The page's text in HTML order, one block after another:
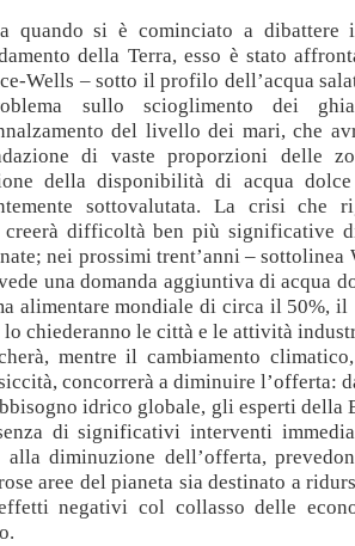
quando si è cominciato a dibattere
della Terra, esso è stato
Wells – sotto il profilo dell’acqua
sullo scioglimento dei
del livello dei mari, che
di vaste proporzioni delle
della disponibilità di acqua
sottovalutata. La crisi che
creerà difficoltà ben più significative
nei prossimi trent’anni – sottolinea
una domanda aggiuntiva di acqua
alimentare mondiale di circa il 50%, il
chiederanno le città e le attività
mentre il cambiamento
concorrerà a diminuire l’offerta:
idrico globale, gli esperti della
di significativi interventi
alla diminuzione dell’offerta,
aree del pianeta sia destinato a
negativi col collasso delle